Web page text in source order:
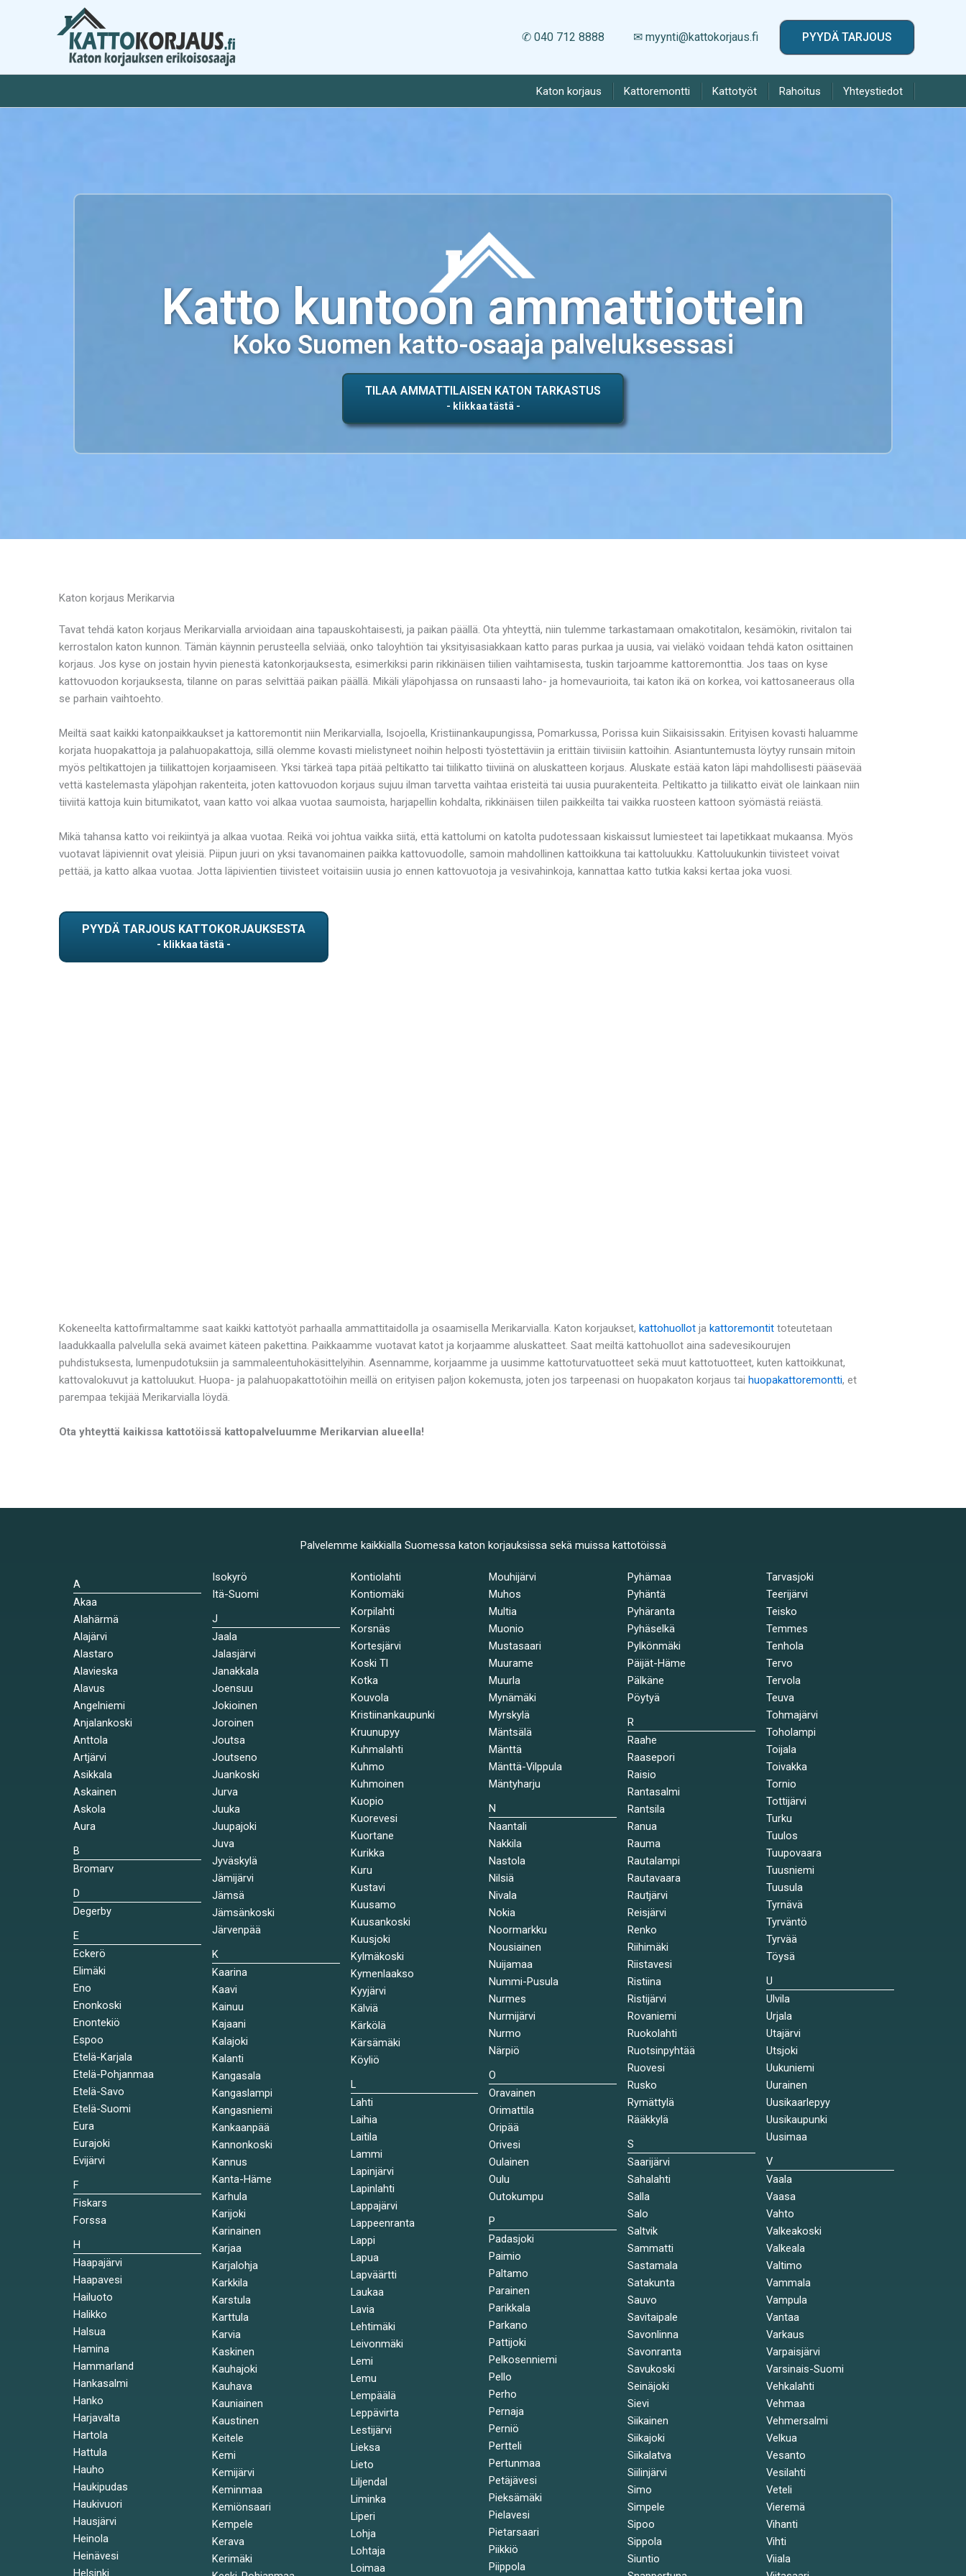
✆ 040 712 8888 ✉ myynti@kattokorjaus.fi PYYDÄ TARJOUS
Katon korjaus Kattoremontti Kattotyöt Rahoitus Yhteystiedot
Katto kuntoon ammattiottein
Koko Suomen katto-osaaja palveluksessasi
TILAA AMMATTILAISEN KATON TARKASTUS
Katon korjaus Merikarvia
Tavat tehdä katon korjaus Merikarvialla arvioidaan aina tapauskohtaisesti, ja paikan päällä. Ota yhteyttä, niin tulemme tarkastamaan omakotitalon, kesämökin, rivitalon tai
kerrostalon katon kunnon. Tämän käynnin perusteella selviää, onko taloyhtiön tai yksityisasiakkaan katto paras purkaa ja uusia, vai vieläkö voidaan tehdä katon osittainen
korjaus. Jos kyse on jostain hyvin pienestä katonkorjauksesta, esimerkiksi parin rikkinäisen tiilien vaihtamisesta, tuskin tarjoamme kattoremonttia. Jos taas on kyse
kattovuodon korjauksesta, tilanne on paras selvittää paikan päällä. Mikäli yläpohjassa on runsaasti laho- ja homevaurioita, tai katon ikä on korkea, voi kattosaneeraus olla
se parhain vaihtoehto.
Meiltä saat kaikki katonpaikkaukset ja kattoremontit niin Merikarvialla, Isojoella, Kristiinankaupungissa, Pomarkussa, Porissa kuin Siikaisissakin. Erityisen kovasti haluamme
korjata huopakattoja ja palahuopakattoja, sillä olemme kovasti mielistyneet noihin helposti työstettäviin ja erittäin tiiviisiin kattoihin. Asiantuntemusta löytyy runsain mitoin
myös peltikattojen ja tiilikattojen korjaamiseen. Yksi tärkeä tapa pitää peltikatto tai tiilikatto tiiviinä on aluskatteen korjaus. Aluskate estää katon läpi mahdollisesti pääsevää
vettä kastelemasta yläpohjan rakenteita, joten kattovuodon korjaus sujuu ilman tarvetta vaihtaa eristeitä tai uusia puurakenteita. Peltikatto ja tiilikatto eivät ole lainkaan niin
tiiviitä kattoja kuin bitumikatot, vaan katto voi alkaa vuotaa saumoista, harjapellin kohdalta, rikkinäisen tiilen paikkeilta tai vaikka ruosteen kattoon syömästä reiästä.
Mikä tahansa katto voi reikiintyä ja alkaa vuotaa. Reikä voi johtua vaikka siitä, että kattolumi on katolta pudotessaan kiskaissut lumiesteet tai lapetikkaat mukaansa. Myös
vuotavat läpiviennit ovat yleisiä. Piipun juuri on yksi tavanomainen paikka kattovuodolle, samoin mahdollinen kattoikkuna tai kattoluukku. Kattoluukunkin tiivisteet voivat
pettää, ja katto alkaa vuotaa. Jotta läpivientien tiivisteet voitaisiin uusia jo ennen kattovuotoja ja vesivahinkoja, kannattaa katto tutkia kaksi kertaa joka vuosi.
PYYDÄ TARJOUS KATTOKORJAUKSESTA
Kokeneelta kattofirmaltamme saat kaikki kattotyöt parhaalla ammattitaidolla ja osaamisella Merikarvialla. Katon korjaukset, kattohuollot ja kattoremontit toteutetaan
laadukkaalla palvelulla sekä avaimet käteen pakettina. Paikkaamme vuotavat katot ja korjaamme aluskatteet. Saat meiltä kattohuollot aina sadevesikourujen
puhdistuksesta, lumenpudotuksiin ja sammaleentuhokäsittelyihin. Asennamme, korjaamme ja uusimme kattoturvatuotteet sekä muut kattotuotteet, kuten kattoikkunat,
kattovalokuvut ja kattoluukut. Huopa- ja palahuopakattotöihin meillä on erityisen paljon kokemusta, joten jos tarpeenasi on huopakaton korjaus tai huopakattoremontti, et
parempaa tekijää Merikarvialla löydä.
Ota yhteyttä kaikissa kattotöissä kattopalveluumme Merikarvian alueella!
Palvelemme kaikkialla Suomessa katon korjauksissa sekä muissa kattotöissä
A
Akaa
Alahärmä
Alajärvi
Alastaro
Alavieska
Alavus
Angelniemi
Anjalankoski
Anttola
Artjärvi
Asikkala
Askainen
Askola
Aura
B
Bromarv
D
Degerby
E
Eckerö
Elimäki
Eno
Enonkoski
Enontekiö
Espoo
Etelä-Karjala
Etelä-Pohjanmaa
Etelä-Savo
Etelä-Suomi
Eura
Eurajoki
Evijärvi
F
Fiskars
Forssa
H
Haapajärvi
Haapavesi
Hailuoto
Halikko
Halsua
Hamina
Hammarland
Hankasalmi
Hanko
Harjavalta
Hartola
Hattula
Hauho
Haukipudas
Haukivuori
Hausjärvi
Heinola
Heinävesi
Helsinki
Isokyrö
Itä-Suomi
J
Jaala
Jalasjärvi
Janakkala
Joensuu
Jokioinen
Joroinen
Joutsa
Joutseno
Juankoski
Jurva
Juuka
Juupajoki
Juva
Jyväskylä
Jämijärvi
Jämsä
Jämsänkoski
Järvenpää
K
Kaarina
Kaavi
Kainuu
Kajaani
Kalajoki
Kalanti
Kangasala
Kangaslampi
Kangasniemi
Kankaanpää
Kannonkoski
Kannus
Kanta-Häme
Karhula
Karijoki
Karinainen
Karjaa
Karjalohja
Karkkila
Karstula
Karttula
Karvia
Kaskinen
Kauhajoki
Kauhava
Kauniainen
Kaustinen
Keitele
Kemi
Kemijärvi
Keminmaa
Kemiönsaari
Kempele
Kerava
Kerimäki
Kontiolahti
Kontiomäki
Korpilahti
Korsnäs
Kortesjärvi
Koski Tl
Kotka
Kouvola
Kristiinankaupunki
Kruunupyy
Kuhmalahti
Kuhmo
Kuhmoinen
Kuopio
Kuorevesi
Kuortane
Kurikka
Kuru
Kustavi
Kuusamo
Kuusankoski
Kuusjoki
Kylmäkoski
Kymenlaakso
Kyyjärvi
Kälviä
Kärkölä
Kärsämäki
Köyliö
L
Lahti
Laihia
Laitila
Lammi
Lapinjärvi
Lapinlahti
Lappajärvi
Lappeenranta
Lappi
Lapua
Lapväärtti
Laukaa
Lavia
Lehtimäki
Leivonmäki
Lemi
Lemu
Lempäälä
Leppävirta
Lestijärvi
Lieksa
Lieto
Liljendal
Liminka
Liperi
Lohja
Lohtaja
Loimaa
Mouhijärvi
Muhos
Multia
Muonio
Mustasaari
Muurame
Muurla
Mynämäki
Myrskylä
Mäntsälä
Mänttä
Mänttä-Vilppula
Mäntyharju
N
Naantali
Nakkila
Nastola
Nilsiä
Nivala
Nokia
Noormarkku
Nousiainen
Nuijamaa
Nummi-Pusula
Nurmes
Nurmijärvi
Nurmo
Närpiö
O
Oravainen
Orimattila
Oripää
Orivesi
Oulainen
Oulu
Outokumpu
P
Padasjoki
Paimio
Paltamo
Parainen
Parikkala
Parkano
Pattijoki
Pelkosenniemi
Pello
Perho
Pernaja
Perniö
Pertteli
Pertunmaa
Petäjävesi
Pieksämäki
Pielavesi
Pietarsaari
Piikkiö
Piippola
Pyhämaa
Pyhäntä
Pyhäranta
Pyhäselkä
Pylkönmäki
Päijät-Häme
Pälkäne
Pöytyä
R
Raahe
Raasepori
Raisio
Rantasalmi
Rantsila
Ranua
Rauma
Rautalampi
Rautavaara
Rautjärvi
Reisjärvi
Renko
Riihimäki
Riistavesi
Ristiina
Ristijärvi
Rovaniemi
Ruokolahti
Ruotsinpyhtää
Ruovesi
Rusko
Rymättylä
Rääkkylä
S
Saarijärvi
Sahalahti
Salla
Salo
Saltvik
Sammatti
Sastamala
Satakunta
Sauvo
Savitaipale
Savonlinna
Savonranta
Savukoski
Seinäjoki
Sievi
Siikainen
Siikajoki
Siikalatva
Siilinjärvi
Simo
Simpele
Sipoo
Sippola
Siuntio
Tarvasjoki
Teerijärvi
Teisko
Temmes
Tenhola
Tervo
Tervola
Teuva
Tohmajärvi
Toholampi
Toijala
Toivakka
Tornio
Tottijärvi
Turku
Tuulos
Tuupovaara
Tuusniemi
Tuusula
Tyrnävä
Tyrväntö
Tyrvää
Töysä
U
Ulvila
Urjala
Utajärvi
Utsjoki
Uukuniemi
Uurainen
Uusikaarlepyy
Uusikaupunki
Uusimaa
V
Vaala
Vaasa
Vahto
Valkeakoski
Valkeala
Valtimo
Vammala
Vampula
Vantaa
Varkaus
Varpaisjärvi
Varsinais-Suomi
Vehkalahti
Vehmaa
Vehmersalmi
Velkua
Vesanto
Vesilahti
Veteli
Vieremä
Vihanti
Vihti
Viiala